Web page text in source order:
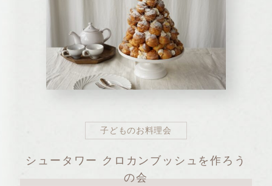
子どものお料理会
シュータワー クロカンブッシュを作ろう
の会